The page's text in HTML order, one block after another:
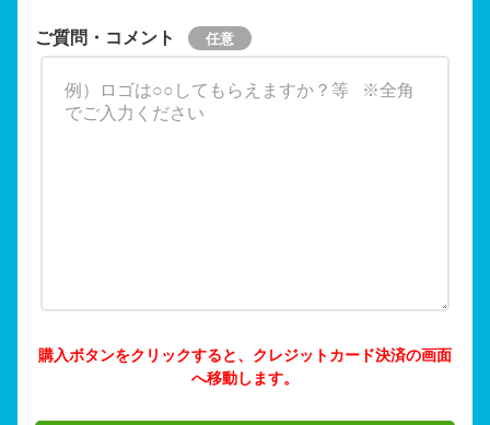
ご質問・コメント
購入ボタンをクリックすると、クレジットカード決済の画面
へ移動します。